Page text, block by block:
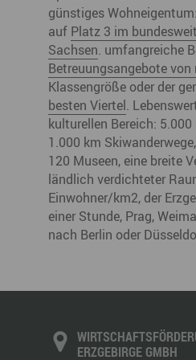
günstiges
auf Platz 3 im
Sachsen. umfangreiche
Betreuungsangebote
Klassengröße oder der
besten Viertel.
kulturellen Bereich:
1.000 km
120 Museen, eine breite
ländlich verdichteter
Einwohner/km2, der
einer Stunde, Prag,
nach Berlin oder
ERZGEBIRGE GMBH